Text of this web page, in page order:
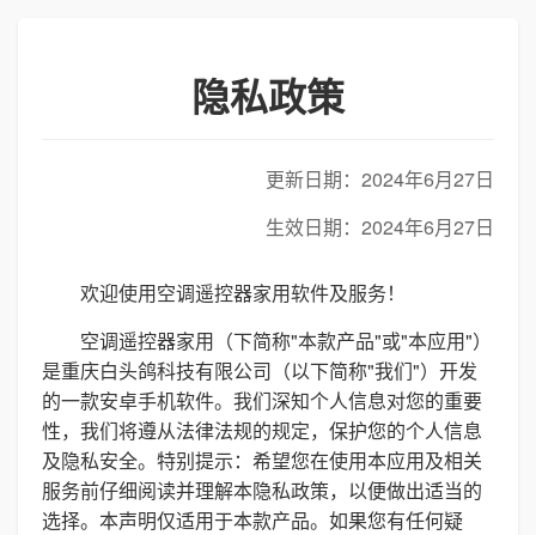
隐私政策
更新日期：2024年6月27日
生效日期：2024年6月27日
欢迎使用空调遥控器家用软件及服务！
空调遥控器家用（下简称"本款产品"或"本应用"）
是重庆白头鸽科技有限公司（以下简称"我们"）开发
的一款安卓手机软件。我们深知个人信息对您的重要
性，我们将遵从法律法规的规定，保护您的个人信息
及隐私安全。特别提示：希望您在使用本应用及相关
服务前仔细阅读并理解本隐私政策，以便做出适当的
选择。本声明仅适用于本款产品。如果您有任何疑